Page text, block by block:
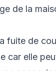
de la
fuite de
car elle